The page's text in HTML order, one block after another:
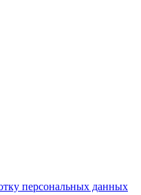
персональных данных